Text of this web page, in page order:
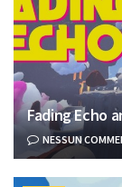
Fading Echo
NESSUN